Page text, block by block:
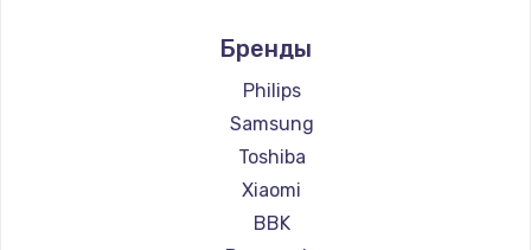
Заказать
Настройка Wi-Fi
1030 руб.
Заказать
Ремонт телевизоров Hisense
Ремонт телевизоров Daewoo
Ремонт телевизоров Centek
Ремонт телевизоров Telefunken
Ремонт телевизоров Hyundai
Ремонт телевизоров Doffler
Бренды
Philips
Samsung
Toshiba
Xiaomi
BBK